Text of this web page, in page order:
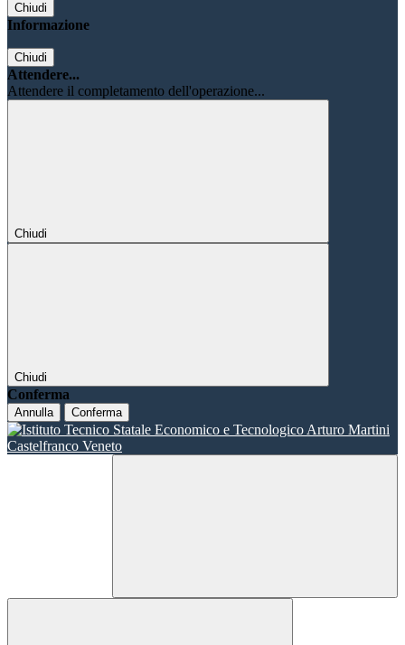
Chiudi
Informazione
Chiudi
Attendere...
Attendere il completamento dell'operazione...
Chiudi
Chiudi
Conferma
Annulla Conferma